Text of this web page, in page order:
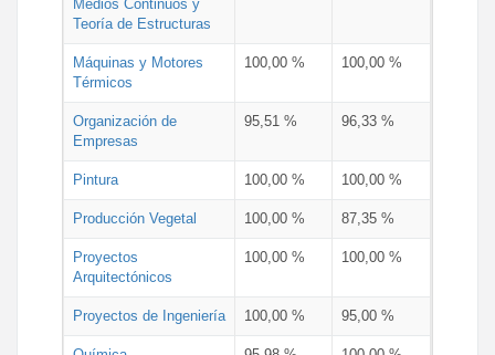
Medios Continuos y
Teoría de Estructuras
Máquinas y Motores
Térmicos
100,00 % 100,00 %
Organización de
Empresas
95,51 % 96,33 %
Pintura 100,00 % 100,00 %
Producción Vegetal 100,00 % 87,35 %
Proyectos
Arquitectónicos
100,00 % 100,00 %
Proyectos de Ingeniería 100,00 % 95,00 %